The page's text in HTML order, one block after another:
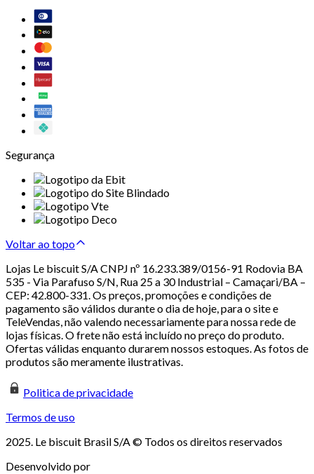
Segurança
Voltar ao topo
Lojas Le biscuit S/A CNPJ nº 16.233.389/0156-91 Rodovia BA
535 - Via Parafuso S/N, Rua 25 a 30 Industrial – Camaçari/BA –
CEP: 42.800-331. Os preços, promoções e condições de
pagamento são válidos durante o dia de hoje, para o site e
TeleVendas, não valendo necessariamente para nossa rede de
lojas físicas. O frete não está incluído no preço do produto.
Ofertas válidas enquanto durarem nossos estoques. As fotos de
produtos são meramente ilustrativas.
Politica de privacidade
Termos de uso
2025. Le biscuit Brasil S/A © Todos os direitos reservados
Desenvolvido por